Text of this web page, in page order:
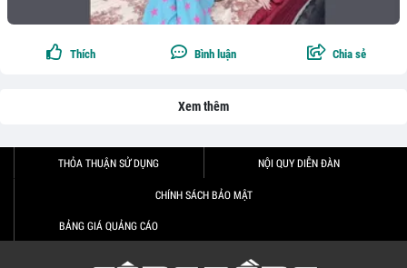
Thích Bình luận Chia sẻ
Xem thêm
THỎA THUẬN SỬ DỤNG NỘI QUY DIỄN ĐÀN
CHÍNH SÁCH BẢO MẬT
BẢNG GIÁ QUẢNG CÁO